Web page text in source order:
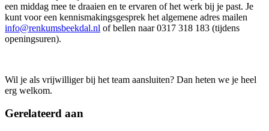
een middag mee te draaien en te ervaren of het werk bij je past. Je
kunt voor een kennismakingsgesprek het algemene adres mailen
info@renkumsbeekdal.nl of bellen naar 0317 318 183 (tijdens
openingsuren).
Wil je als vrijwilliger bij het team aansluiten? Dan heten we je heel
erg welkom.
Gerelateerd aan